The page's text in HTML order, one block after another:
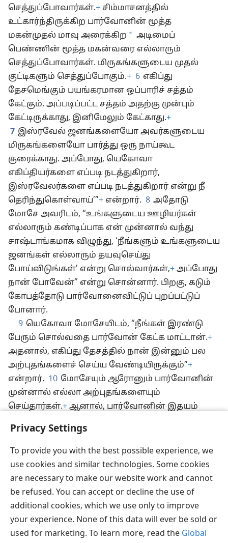
Privacy Settings
To provide you with the best possible experience, we
use cookies and similar technologies. Some cookies
are necessary to make our website work and cannot
be refused. You can accept or decline the use of
additional cookies, which we use only to improve
your experience. None of this data will ever be sold or
used for marketing. To learn more, read the Global
செத்துப்போவார்கள்.+ சிம்மாசனத்தில்
உட்கார்ந்திருக்கிற பார்வோனின் மூத்த
மகன்முதல் மாவு அரைக்கிற * அடிமைப்
பெண்ணின் மூத்த மகன்வரை எல்லாரும்
செத்துப்போவார்கள். மிருகங்களுடைய முதல்
குட்டிகளும் செத்துப்போகும்.+ 6 எகிப்து
தேசமெங்கும் பயங்கரமான ஒப்பாரிச் சத்தம்
கேட்கும். அப்படிப்பட்ட சத்தம் அதற்கு முன்பும்
கேட்டிருக்காது, இனிமேலும் கேட்காது.+
7 இஸ்ரவேல் ஜனங்களையோ அவர்களுடைய
மிருகங்களையோ பார்த்து ஒரு நாய்கூட
குரைக்காது. அப்போது, யெகோவா
எகிப்தியர்களை எப்படி நடத்துகிறார்,
இஸ்ரவேலர்களை எப்படி நடத்துகிறார் என்று நீ
தெரிந்துகொள்வாய்’”+ என்றார். 8 அதோடு
மோசே அவரிடம், “உங்களுடைய ஊழியர்கள்
எல்லாரும் கண்டிப்பாக என் முன்னால் வந்து
சாஷ்டாங்கமாக விழுந்து, ‘நீங்களும் உங்களுடைய
ஜனங்கள் எல்லாரும் தயவுசெய்து
போய்விடுங்கள்’ என்று சொல்வார்கள்,+ அப்போது
நான் போவேன்” என்று சொன்னார். பிறகு, கடும்
கோபத்தோடு பார்வோனைவிட்டுப் புறப்பட்டுப்
போனார்.
9 யெகோவா மோசேயிடம், “நீங்கள் இரண்டு
பேரும் சொல்வதை பார்வோன் கேட்க மாட்டான்.+
அதனால், எகிப்து தேசத்தில் நான் இன்னும் பல
அற்புதங்களைச் செய்ய வேண்டியிருக்கும்”+
என்றார். 10 மோசேயும் ஆரோனும் பார்வோனின்
முன்னால் எல்லா அற்புதங்களையும்
செய்தார்கள்.+ ஆனால், பார்வோனின் இதயம்
அவன் இஸ்ரவேலர்களைத் தன்னுடைய
தேசத்திலிருந்து அனுப்பவில்லை.+
தமிழ் பகிரவும்
விருப்பங்கள்
Copyright © 2026 Watch Tower Bible and Tract Society of Pennsylvania